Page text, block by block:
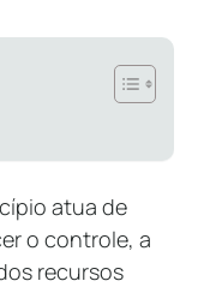
atua de
o controle, a
recursos